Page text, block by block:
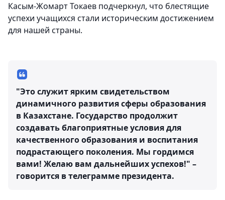
Касым-Жомарт Токаев подчеркнул, что блестящие
успехи учащихся стали историческим достижением
для нашей страны.
"Это служит ярким свидетельством
динамичного развития сферы образования
в Казахстане. Государство продолжит
создавать благоприятные условия для
качественного образования и воспитания
подрастающего поколения. Мы гордимся
вами! Желаю вам дальнейших успехов!" –
говорится в телеграмме президента.